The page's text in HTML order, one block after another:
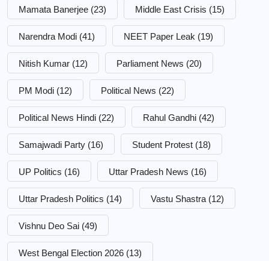
Mamata Banerjee (23) Middle East Crisis (15)
Narendra Modi (41) NEET Paper Leak (19)
Nitish Kumar (12) Parliament News (20)
PM Modi (12) Political News (22)
Political News Hindi (22) Rahul Gandhi (42)
Samajwadi Party (16) Student Protest (18)
UP Politics (16) Uttar Pradesh News (16)
Uttar Pradesh Politics (14) Vastu Shastra (12)
Vishnu Deo Sai (49)
West Bengal Election 2026 (13)